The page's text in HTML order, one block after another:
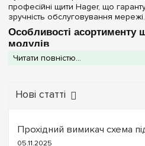
108(+2)
120(+4)
130(+2)
156(+2)
180(+3)
182(+2)
Серія
Univers(2)
Колір корпусу
IP30(1)
професійні щити Hager, що
зручність обслуговування мережі.
Особливості асортименту
модулів
Щити такої конфігурації
міцності та пожежної безпеки
великогабаритних збірок.
структурою та можливістю
Читати повністю...
Нові статті
Прохідний вимикач схема
05.11.2025